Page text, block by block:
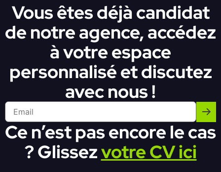
Vous êtes déjà candidat
de notre agence, accédez
à votre espace
personnalisé et discutez
avec nous !
Ce n’est pas encore le cas
? Glissezvotre CV ici